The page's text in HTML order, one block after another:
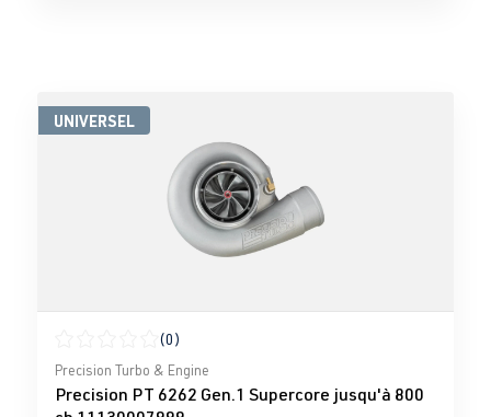
UNIVERSEL
Note moyenne de 0 sur 5 étoiles
(0)
Precision Turbo & Engine
Precision PT 6262 Gen.1 Supercore jusqu'à 800